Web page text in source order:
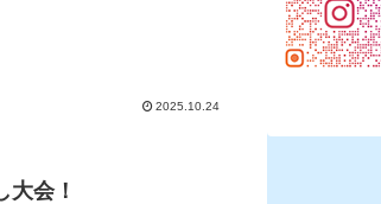
2025.10.24
大会！